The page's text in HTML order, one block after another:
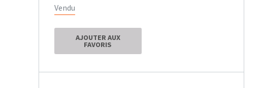
Vendu
AJOUTER AUX
FAVORIS